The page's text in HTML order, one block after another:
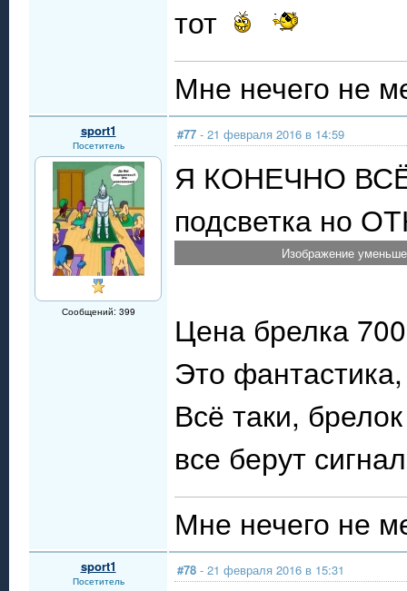
тот
Мне нечего не
sport1
Посетитель
Сообщений: 399
#77 - 21 февраля 2016 в 14:59
Я КОНЕЧНО ВСЁ
подсветка но
Изображение
Цена брелка
Это
Всё таки,
все берут
Мне нечего не
sport1
Посетитель
#78 - 21 февраля 2016 в 15:31